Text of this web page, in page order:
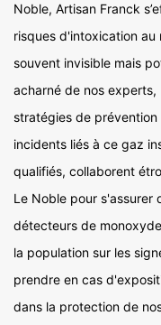
Noble, Artisan Franck
risques d'intoxication
souvent invisible mais
acharné de nos
stratégies de prévention
incidents liés à ce gaz
qualifiés, collaborent
Le Noble pour s'assurer
détecteurs de
la population sur les
prendre en cas
dans la protection de